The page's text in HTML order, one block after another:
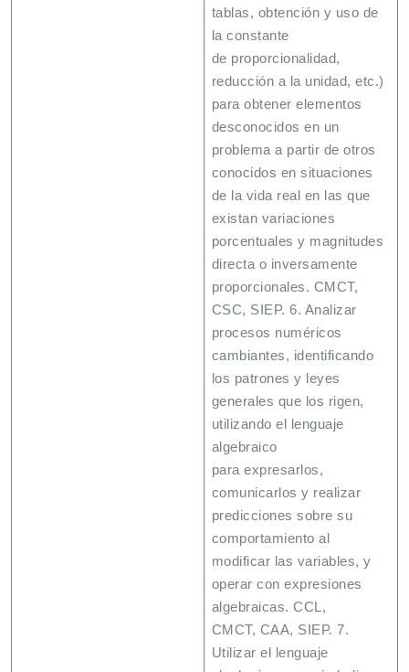
tablas, obtención y uso de
la constante
de proporcionalidad,
reducción a la unidad, etc.)
para obtener elementos
desconocidos en un
problema a partir de otros
conocidos en situaciones
de la vida real en las que
existan variaciones
porcentuales y magnitudes
directa o inversamente
proporcionales. CMCT,
CSC, SIEP. 6. Analizar
procesos numéricos
cambiantes, identificando
los patrones y leyes
generales que los rigen,
utilizando el lenguaje
algebraico
para expresarlos,
comunicarlos y realizar
predicciones sobre su
comportamiento al
modificar las variables, y
operar con expresiones
algebraicas. CCL,
CMCT, CAA, SIEP. 7.
Utilizar el lenguaje